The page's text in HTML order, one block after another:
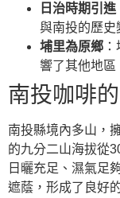
日治時期引
與南投的歷史
埔里為原鄉
響了其他地區
南投咖啡
南投縣境內多山，
的九分二山海拔從
日曬充足、濕氣足
遮蔭，形成了良好